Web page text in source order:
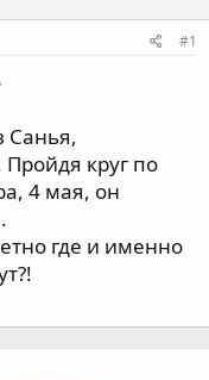
#1
Санья,
Пройдя круг по
4 мая, он
где и именно